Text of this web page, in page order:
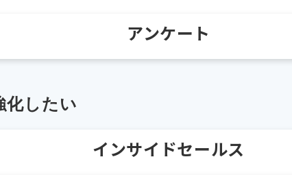
アンケート
化したい
インサイドセールス